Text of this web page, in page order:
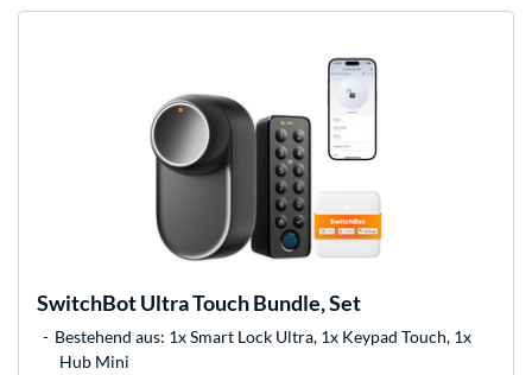
SwitchBotUltra Touch Bundle, Set
Bestehend aus: 1x Smart Lock Ultra, 1x Keypad Touch, 1x
Hub Mini